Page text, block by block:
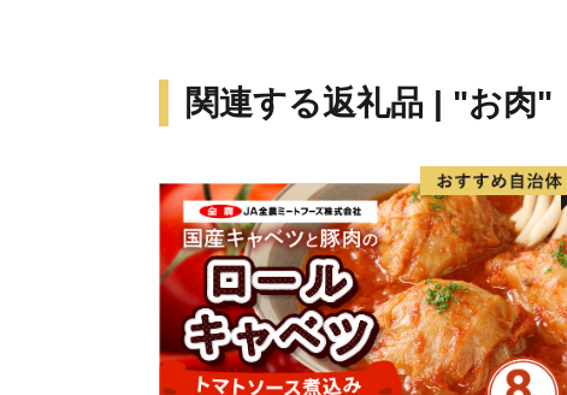
関連する返礼品 | "お肉"